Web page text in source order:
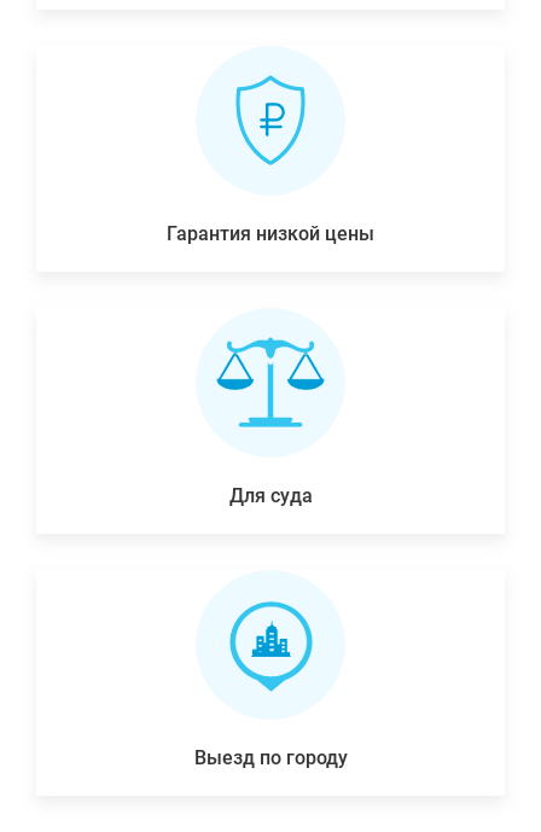
Гарантия низкой цены
Для суда
Выезд по городу